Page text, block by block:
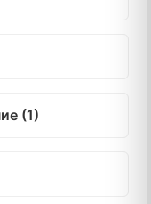
(1)